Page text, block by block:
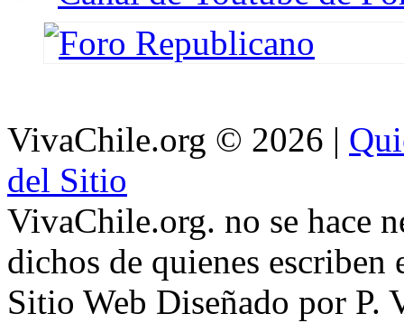
VivaChile.org © 2026 |
del Sitio
VivaChile.org. no se hace
dichos de quienes escriben
Sitio Web Diseñado por